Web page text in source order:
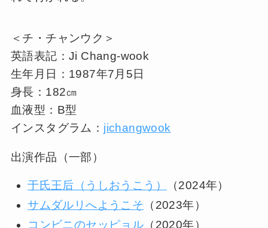
＜チ・チャンウク＞
英語表記：Ji Chang-wook
生年月日：1987年7月5日
身長：182㎝
血液型：B型
インスタグラム： jichangwook
出演作品（一部）
于氏王后（うしおうこう）
（2024年）
サムダルリへようこそ （2023年）
コンビニのセッピョル （2020年）